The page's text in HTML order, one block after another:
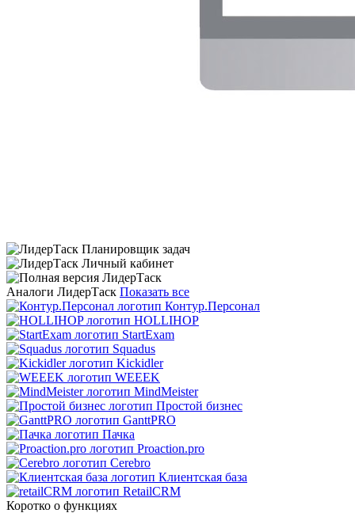
Аналоги ЛидерТаск Показать все
Контур.Персонал
HOLLIHOP
StartExam
Squadus
Kickidler
WEEEK
MindMeister
Простой бизнес
GanttPRO
Пачка
Proaction.pro
Cerebro
Клиентская база
RetailCRM
Коротко о функциях